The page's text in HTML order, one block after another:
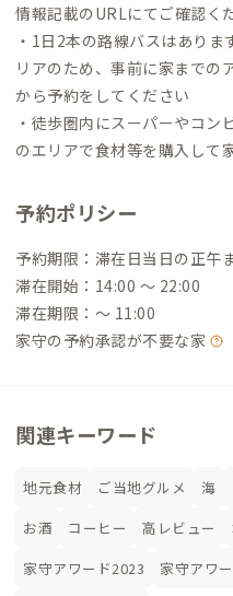
情報記載のURLにてご確認く
・1日2本の路線バスはあり
リアのため、事前に家までの
から予約をしてください
・徒歩圏内にスーパーやコン
のエリアで食材等を購入して
予約ポリシー
予約期限：滞在日当日の正午
滞在開始：14:00 〜 22:00
滞在期限：〜 11:00
家守の予約承認が不要な家
関連キーワード
地元食材 ご当地グルメ 海
お酒
コーヒー 高レビュー
家守アワード2023
家守アワ